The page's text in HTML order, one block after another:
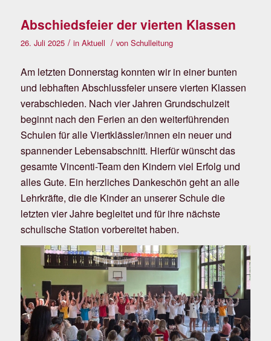
Abschiedsfeier der vierten Klassen
26. Juli 2025 / in Aktuell / von Schulleitung
Am letzten Donnerstag konnten wir in einer bunten
und lebhaften Abschlussfeier unsere vierten Klassen
verabschieden. Nach vier Jahren Grundschulzeit
beginnt nach den Ferien an den weiterführenden
Schulen für alle Viertklässler/innen ein neuer und
spannender Lebensabschnitt. Hierfür wünscht das
gesamte Vincenti-Team den Kindern viel Erfolg und
alles Gute. Ein herzliches Dankeschön geht an alle
Lehrkräfte, die die Kinder an unserer Schule die
letzten vier Jahre begleitet und für ihre nächste
schulische Station vorbereitet haben.